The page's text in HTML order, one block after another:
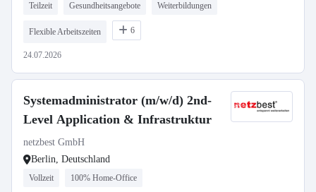
Teilzeit Gesundheitsangebote Weiterbildungen
Flexible Arbeitszeiten 6
24.07.2026
Systemadministrator (m/w/d) 2nd-
Level Application & Infrastruktur
netzbest GmbH
Berlin, Deutschland
Vollzeit 100% Home-Office